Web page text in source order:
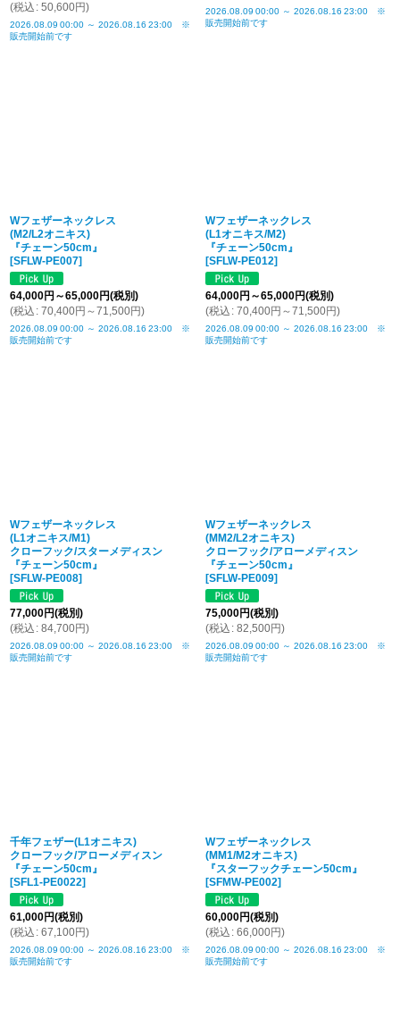
(税込 : 50,600円)
2026.08.09 00:00 ～ 2026.08.16 23:00 ※
販売開始前です
2026.08.09 00:00 ～ 2026.08.16 23:00 ※
販売開始前です
Wフェザーネックレス
(M2/L2オニキス)
『チェーン50cm』
[SFLW-PE007]
64,000円 ～65,000円(税別)
(税込 : 70,400円 ～71,500円)
2026.08.09 00:00 ～ 2026.08.16 23:00 ※
販売開始前です
Wフェザーネックレス
(L1オニキス/M2)
『チェーン50cm』
[SFLW-PE012]
64,000円 ～65,000円(税別)
(税込 : 70,400円 ～71,500円)
2026.08.09 00:00 ～ 2026.08.16 23:00 ※
販売開始前です
Wフェザーネックレス
(L1オニキス/M1)
クローフック/スターメディスン
『チェーン50cm』
[SFLW-PE008]
77,000円(税別)
(税込 : 84,700円)
2026.08.09 00:00 ～ 2026.08.16 23:00 ※
販売開始前です
Wフェザーネックレス
(MM2/L2オニキス)
クローフック/アローメディスン
『チェーン50cm』
[SFLW-PE009]
75,000円(税別)
(税込 : 82,500円)
2026.08.09 00:00 ～ 2026.08.16 23:00 ※
販売開始前です
千年フェザー(L1オニキス)
クローフック/アローメディスン
『チェーン50cm』
[SFL1-PE0022]
61,000円(税別)
(税込 : 67,100円)
2026.08.09 00:00 ～ 2026.08.16 23:00 ※
販売開始前です
Wフェザーネックレス
(MM1/M2オニキス)
『スターフックチェーン50cm』
[SFMW-PE002]
60,000円(税別)
(税込 : 66,000円)
2026.08.09 00:00 ～ 2026.08.16 23:00 ※
販売開始前です